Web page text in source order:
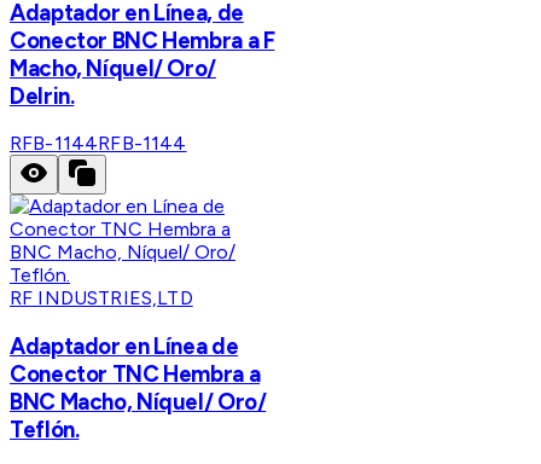
Adaptador en Línea, de
Conector BNC Hembra a F
Macho, Níquel/ Oro/
Delrin.
RFB-1144RFB-1144
RF INDUSTRIES,LTD
Adaptador en Línea de
Conector TNC Hembra a
BNC Macho, Níquel/ Oro/
Teflón.